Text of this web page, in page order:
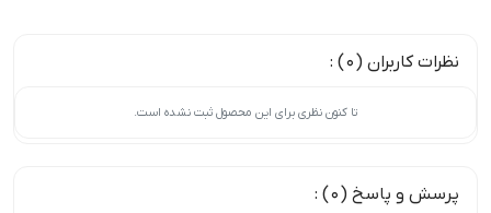
نظرات کاربران (0) :
تا کنون نظری برای این محصول ثبت نشده است.
پرسش و پاسخ (0) :